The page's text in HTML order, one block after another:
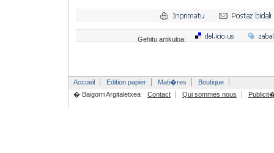
Gehitu artikuloa:
Accueil Edition papier Mati�res
Boutique
� Baigorri Argitaletxea
Contact Qui sommes nous